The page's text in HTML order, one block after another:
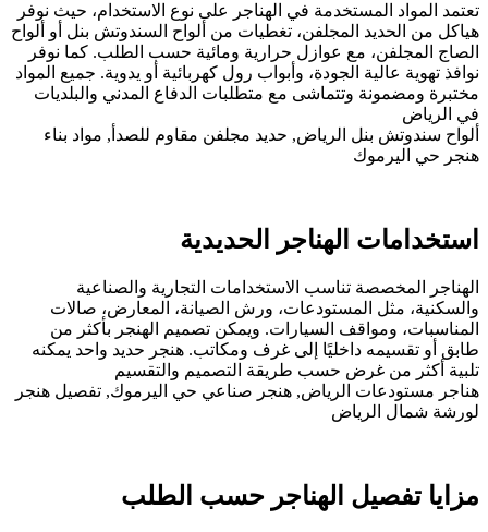
تعتمد المواد المستخدمة في الهناجر على نوع الاستخدام، حيث نوفر
هياكل من الحديد المجلفن، تغطيات من ألواح السندوتش بنل أو ألواح
الصاج المجلفن، مع عوازل حرارية ومائية حسب الطلب. كما نوفر
نوافذ تهوية عالية الجودة، وأبواب رول كهربائية أو يدوية. جميع المواد
مختبرة ومضمونة وتتماشى مع متطلبات الدفاع المدني والبلديات
في الرياض
ألواح سندوتش بنل الرياض, حديد مجلفن مقاوم للصدأ, مواد بناء
هنجر حي اليرموك
استخدامات الهناجر الحديدية
الهناجر المخصصة تناسب الاستخدامات التجارية والصناعية
والسكنية، مثل المستودعات، ورش الصيانة، المعارض، صالات
المناسبات، ومواقف السيارات. ويمكن تصميم الهنجر بأكثر من
طابق أو تقسيمه داخليًا إلى غرف ومكاتب. هنجر حديد واحد يمكنه
تلبية أكثر من غرض حسب طريقة التصميم والتقسيم
هناجر مستودعات الرياض, هنجر صناعي حي اليرموك, تفصيل هنجر
لورشة شمال الرياض
مزايا تفصيل الهناجر حسب الطلب